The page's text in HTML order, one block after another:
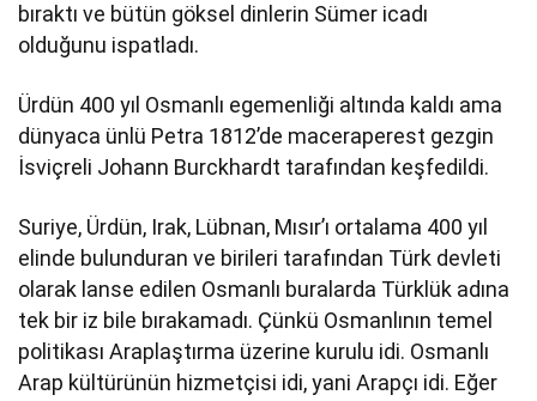
bıraktı ve bütün göksel dinlerin Sümer icadı
olduğunu ispatladı.
Ürdün 400 yıl Osmanlı egemenliği altında kaldı ama
dünyaca ünlü Petra 1812’de maceraperest gezgin
İsviçreli Johann Burckhardt tarafından keşfedildi.
Suriye, Ürdün, Irak, Lübnan, Mısır’ı ortalama 400 yıl
elinde bulunduran ve birileri tarafından Türk devleti
olarak lanse edilen Osmanlı buralarda Türklük adına
tek bir iz bile bırakamadı. Çünkü Osmanlının temel
politikası Araplaştırma üzerine kurulu idi. Osmanlı
Arap kültürünün hizmetçisi idi, yani Arapçı idi. Eğer